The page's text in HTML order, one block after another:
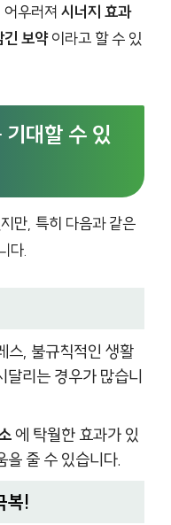
우러져 시너지 효과
긴 보약이라고 할 수 있
대할 수 있
만, 특히 다음과 같은
다.
스, 불규칙적인 생활
달리는 경우가 많습니
에 탁월한 효과가 있
을 줄 수 있습니다.
복!